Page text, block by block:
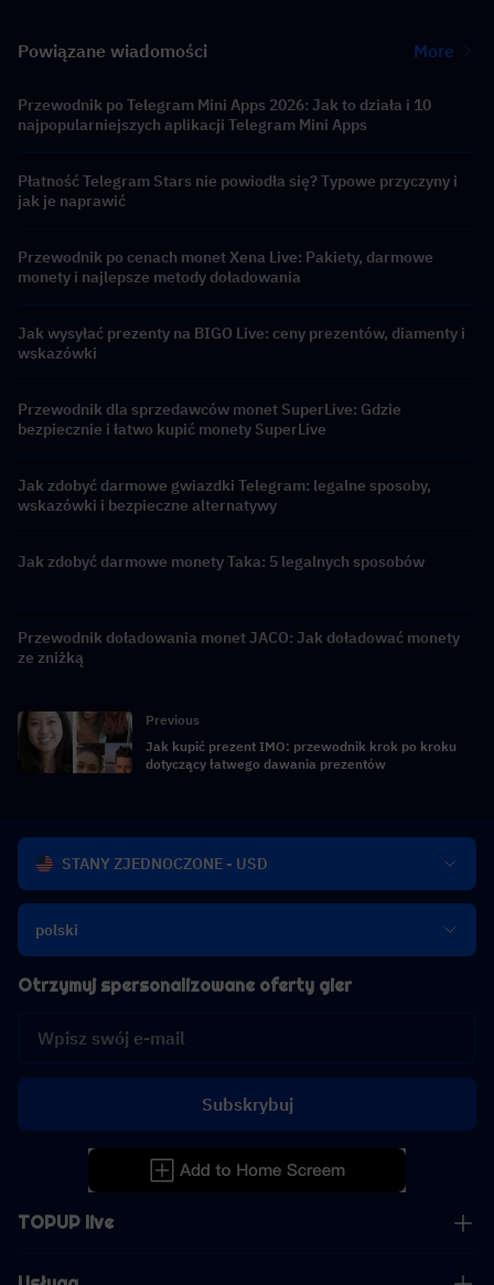
Powiązane wiadomości More
Przewodnik po Telegram Mini Apps 2026: Jak to działa i 10
najpopularniejszych aplikacji Telegram Mini Apps
Płatność Telegram Stars nie powiodła się? Typowe przyczyny i
jak je naprawić
Przewodnik po cenach monet Xena Live: Pakiety, darmowe
monety i najlepsze metody doładowania
Jak wysyłać prezenty na BIGO Live: ceny prezentów, diamenty i
wskazówki
Przewodnik dla sprzedawców monet SuperLive: Gdzie
bezpiecznie i łatwo kupić monety SuperLive
Jak zdobyć darmowe gwiazdki Telegram: legalne sposoby,
wskazówki i bezpieczne alternatywy
Jak zdobyć darmowe monety Taka: 5 legalnych sposobów
Przewodnik doładowania monet JACO: Jak doładować monety
ze zniżką
Previous
Jak kupić prezent IMO: przewodnik krok po kroku
dotyczący łatwego dawania prezentów
STANY ZJEDNOCZONE - USD
polski
TOPUP live
Otrzymuj spersonalizowane oferty gier
Subskrybuj